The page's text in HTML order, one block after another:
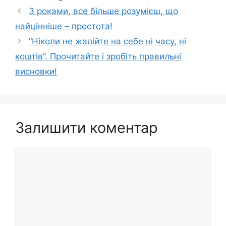
З роками, все більше розумієш, що
найцінніше – простота!
“Ніколи не жалійте на себе ні часу, ні
коштів”. Прочитайте і зробіть правильні
висновки!
Залишити коментар